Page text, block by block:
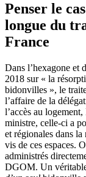
Penser le
longue du
France
Dans l’hexagone et
2018 sur « la
bidonvilles », le
l’affaire de la
l’accès au
ministre, celle-ci a
et régionales dans
vis de ces espaces.
administrés
DGOM. Un